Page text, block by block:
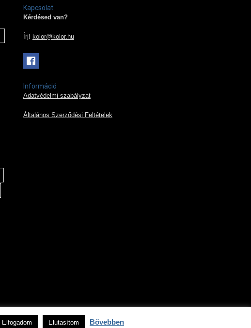
Kapcsolat
Kérdésed van?
Írj! kolor@kolor.hu
Információ
Adatvédelmi szabályzat
Általános Szerződési Feltételek
Elfogadom Elutasítom Bővebben